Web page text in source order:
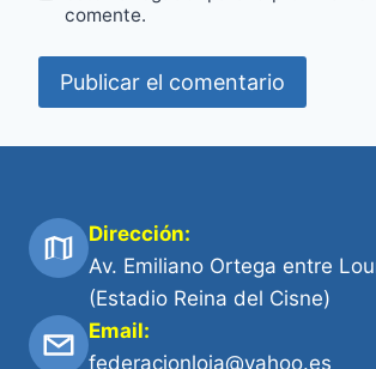
comente.
Dirección:
Av. Emiliano Ortega entre
(Estadio Reina del Cisne)
Email:
federacionloja@yahoo.es